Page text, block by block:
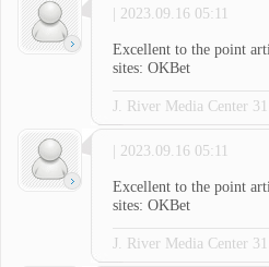
| 2023.09.16 05:11
Excellent to the point
sites: OKBet
J. River Media Center
| 2023.09.16 05:11
Excellent to the point
sites: OKBet
J. River Media Center